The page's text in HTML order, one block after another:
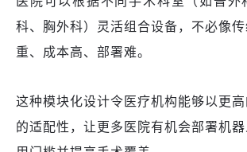
科、胸外科）灵活组合设备，不必像
重、成本高、部署难。
这种模块化设计令医疗机构能够以更
的适配性，让更多医院有机会部署机